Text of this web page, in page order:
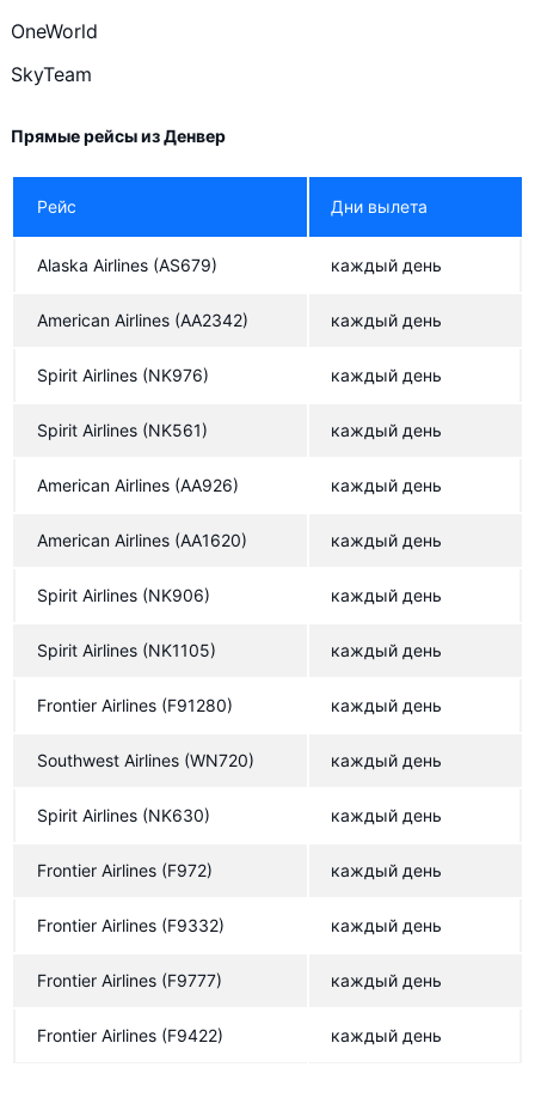
Finnair
LOT Polish Airlines
British Airways
Emirates
Spirit Airlines
S7 Airlines
Аэрофлот
Volaris
Silver Airways
Alaska Airlines
Westjet
Icelandair
All Nippon Airways
Japan Airlines
OneWorld
SkyTeam
Прямые рейсы из Денвер
Рейс Дни вылета
Alaska Airlines (AS679) каждый день
American Airlines (AA2342) каждый день
Spirit Airlines (NK976) каждый день
Spirit Airlines (NK561) каждый день
American Airlines (AA926) каждый день
American Airlines (AA1620) каждый день
Spirit Airlines (NK906) каждый день
Spirit Airlines (NK1105) каждый день
Frontier Airlines (F91280) каждый день
Southwest Airlines (WN720) каждый день
Spirit Airlines (NK630) каждый день
Frontier Airlines (F972) каждый день
Frontier Airlines (F9332) каждый день
Frontier Airlines (F9777) каждый день
Frontier Airlines (F9422) каждый день